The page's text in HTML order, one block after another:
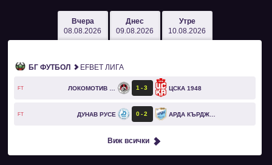
Вчера
08.08.2026
Днес
09.08.2026
Утре
10.08.2026
БГ ФУТБОЛ EFBET ЛИГА
FT 1 3 ЦСКА 1948
FT ДУНАВ РУСЕ 0 2 АРДА КЪРДЖАЛИ
Виж всички